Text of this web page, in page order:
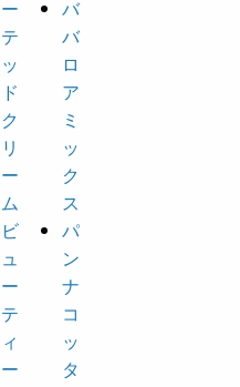
ー
テ
ッ
ド
ク
リ
ー
ム
ビ
ュ
ー
テ
ィ
ー
バ
バ
ロ
ア
ミ
ッ
ク
ス
パ
ン
ナ
コ
ッ
タ